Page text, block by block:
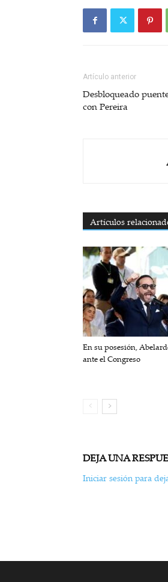
Artículo anterior
Desbloqueado
con Pereira
Artículos
En su posesión,
ante el Congreso
DEJA UNA
Iniciar sesión para